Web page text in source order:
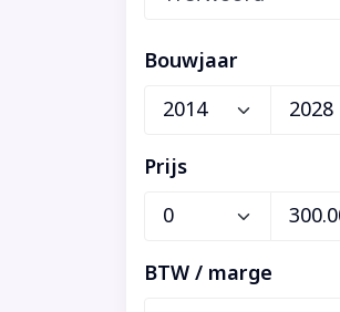
Bouwjaar
Prijs
BTW / marge